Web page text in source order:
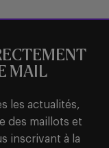
MAIL
les actualités,
des maillots et
inscrivant à la